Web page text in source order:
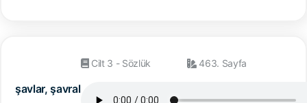
şavlar, şavral
Cilt 3 - Sözlük 463. Sayfa